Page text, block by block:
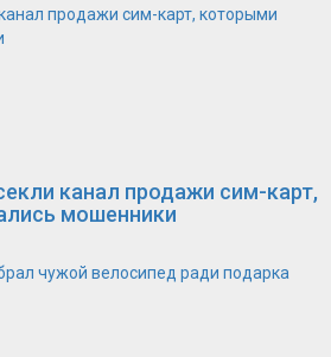
продажи сим-карт, которыми
канал продажи сим-карт,
мошенники
чужой велосипед ради подарка